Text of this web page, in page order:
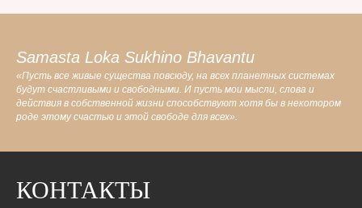
Samasta Loka Sukhino Bhavantu
«Пусть все живые существа повсюду, на всех планетных системах
будут счастливыми и свободными. И пусть мои мысли, слова и
действия в собственной жизни способствуют хотя бы в некотором
роде этому счастью и этой свободе для всех».
КОНТАКТЫ